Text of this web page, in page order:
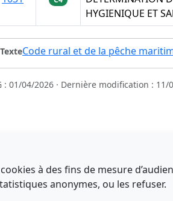
HYGIENIQUE ET
TexteCode rural et de la pêche
: 01/04/2026 · Dernière modification : 11/
avez-vous découvert NATINFo ?
à des fins de mesure
anonymes, ou les refuser.